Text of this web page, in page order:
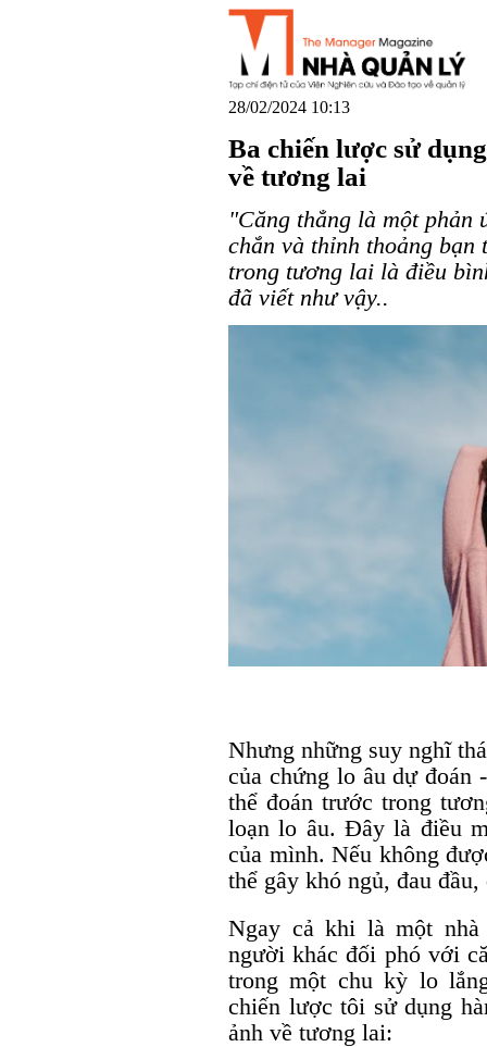
28/02/2024 10:13
Ba chiến lược sử
về tương lai
"Căng thẳng là một phản
chắn và thỉnh thoảng bạn
trong tương lai là điều
đã viết như vậy..
Nhưng những suy nghĩ
của chứng lo âu dự đoán
thể đoán trước trong
loạn lo âu. Đây là điều
của mình. Nếu không
thể gây khó ngủ, đau
Ngay cả khi là một
người khác đối phó với
trong một chu kỳ lo
chiến lược tôi sử dụng
ảnh về tương lai: